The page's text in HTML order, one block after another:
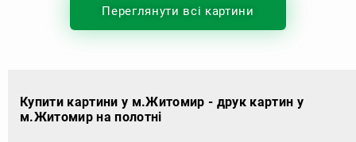
Переглянути всі картини
Купити картини у м.Житомир - друк картин у
м.Житомир на полотні